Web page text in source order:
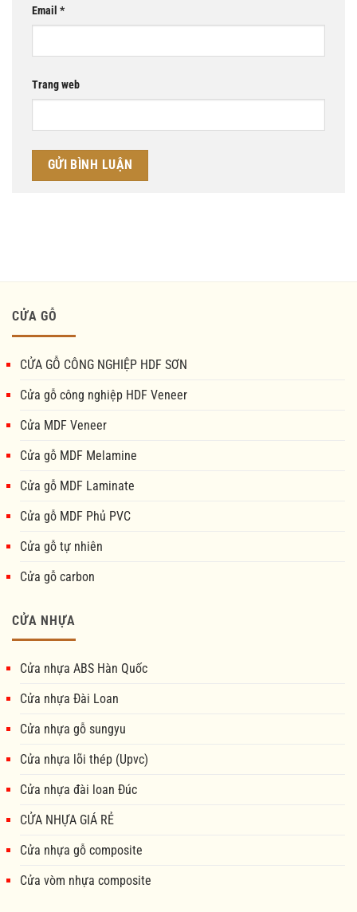
Email *
Trang web
CỬA GỖ
CỬA GỖ CÔNG NGHIỆP HDF SƠN
Cửa gỗ công nghiệp HDF Veneer
Cửa MDF Veneer
Cửa gỗ MDF Melamine
Cửa gỗ MDF Laminate
Cửa gỗ MDF Phủ PVC
Cửa gỗ tự nhiên
Cửa gỗ carbon
CỬA NHỰA
Cửa nhựa ABS Hàn Quốc
Cửa nhựa Đài Loan
Cửa nhựa gỗ sungyu
Cửa nhựa lõi thép (Upvc)
Cửa nhựa đài loan Đúc
CỬA NHỰA GIÁ RẺ
Cửa nhựa gỗ composite
Cửa vòm nhựa composite